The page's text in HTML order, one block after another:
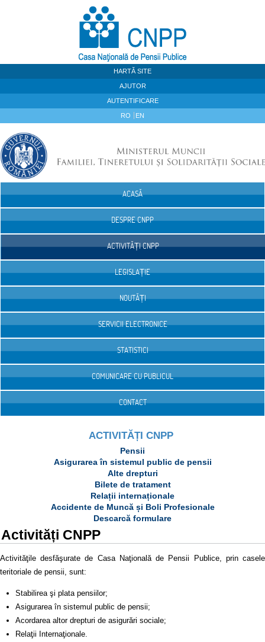
HARTĂ SITE
AJUTOR
AUTENTIFICARE
RO EN
ACASĂ
DESPRE CNPP
ACTIVITĂȚI CNPP
LEGISLAȚIE
NOUTĂȚI
SERVICII ELECTRONICE
STATISTICI
COMUNICARE CU PUBLICUL
CONTACT
ACTIVITĂȚI CNPP
Pensii
Asigurarea în sistemul public de pensii
Alte drepturi
Bilete de tratament
Relații internaționale
Accidente de Muncă și Boli Profesionale
Descarcă formulare
Activități CNPP
Activităţile desfăşurate de Casa Naţională de Pensii Publice, prin casele
teritoriale de pensii, sunt:
Stabilirea şi plata pensiilor;
Asigurarea în sistemul public de pensii;
Acordarea altor drepturi de asigurări sociale;
Relaţii Internaţionale.